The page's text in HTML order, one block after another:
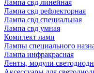
Лампа свд линейная
Лампа свд рефлекторная
Лампа свд специальная
Лампа свд умная
Комплект ламп
Лампы специального
Лампа инфракрасная
Ленты, модули